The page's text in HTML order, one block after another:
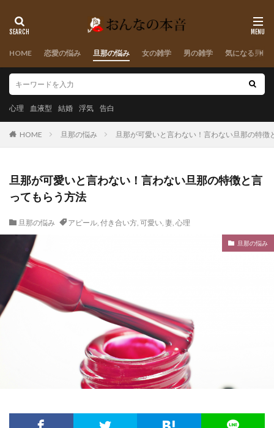
HOME 恋愛の悩み 旦那の悩み 女の雑学 男の雑学 気になる男性
心理 血液型 結婚 浮気 告白
HOME 旦那の悩み 旦那が可愛いと言わない！言わない旦那の特徴
旦那が可愛いと言わない！言わない旦那の特徴と言
ってもらう方法
旦那の悩み アピール, 付き合い方, 可愛い, 妻, 心理
旦那の悩み